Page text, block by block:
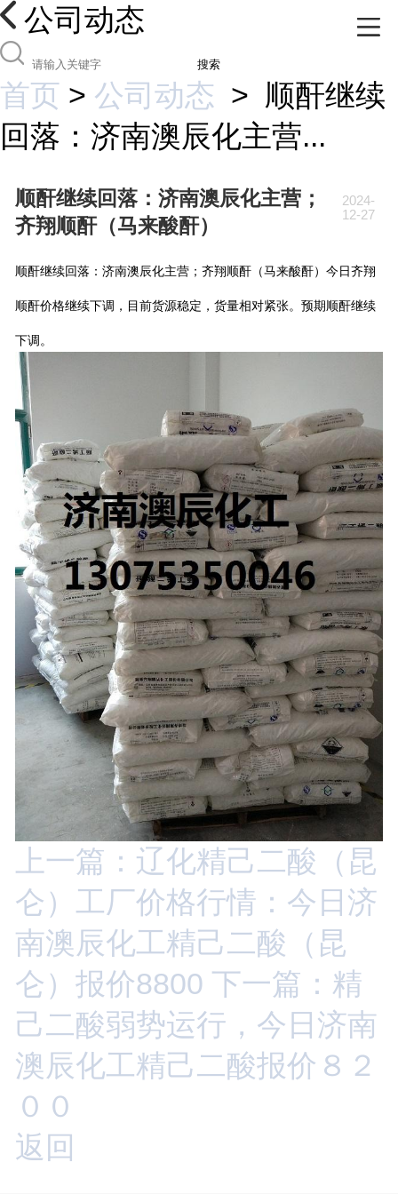
公司动态
搜索
首页 > 公司动态 > 顺酐继续
回落：济南澳辰化主营...
顺酐继续回落：济南澳辰化主营；
齐翔顺酐（马来酸酐）
2024-
12-27
顺酐继续回落：济南澳辰化主营；齐翔顺酐（马来酸酐）今日齐翔
顺酐价格继续下调，目前货源稳定，货量相对紧张。预期顺酐继续
下调。
上一篇：辽化精己二酸（昆
仑）工厂价格行情：今日济
南澳辰化工精己二酸（昆
仑）报价8800 下一篇：精
己二酸弱势运行，今日济南
澳辰化工精己二酸报价８２
００
返回